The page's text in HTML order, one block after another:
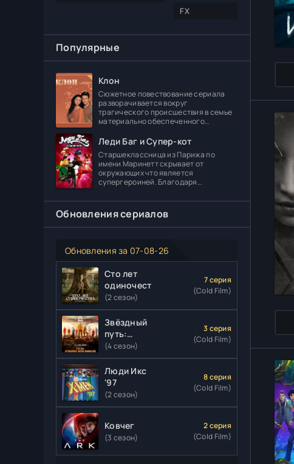
FX
Популярные
Клон
Сюжетное повествование сериала
разворачивается вокруг
трагического происшествия в семье
материально обеспеченного
Ферраса. Дело в том, что его отпрыск
Диога погибает в
Леди Баг и Супер-кот
Старшеклассница из Парижа по
имени Маринетт скрывает от
окружающих что является
супергероиней. Благодаря
создавать различные вещи. В школе
Обновления сериалов
Обновления за 07-08-26
Сто лет
одиночества
(2 сезон)
7 серия
(Cold Film)
Звёздный
путь:
Странные
новые
миры
(4 сезон)
3 серия
(Cold Film)
Люди Икс
'97
(2 сезон)
8 серия
(Cold Film)
Ковчег
(3 сезон)
2 серия
(Cold Film)